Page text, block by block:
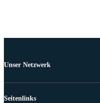
Unser Netzwerk
Seitenlinks